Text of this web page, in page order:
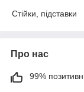
Стійки, підставки
Про нас
99%